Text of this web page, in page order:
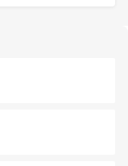
る外せないスポット